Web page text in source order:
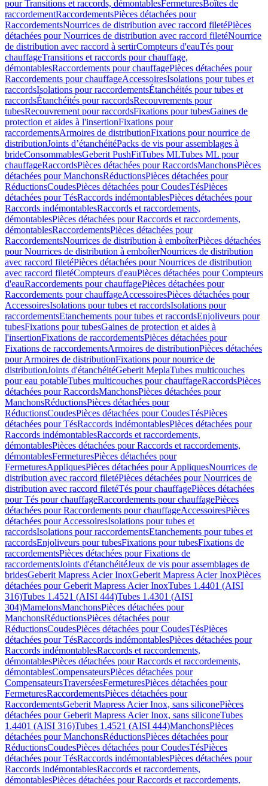
pour Transitions et raccords, démontablesFermeturesBoîtes de
raccordementRaccordementsPièces détachées pour
RaccordementsNourrices de distribution avec raccord filetéPièces
détachées pour Nourrices de distribution avec raccord filetéNourrice
de distribution avec raccord à sertirCompteurs d'eauTés pour
chauffageTransitions et raccords pour chauffage,
démontablesRaccordements pour chauffagePièces détachées pour
Raccordements pour chauffageAccessoiresIsolations pour tubes et
raccordsIsolations pour raccordementsÉtanchéités pour tubes et
raccordsÉtanchéités pour raccordsRecouvrements pour
tubesRecouvrement pour raccordsFixations pour tubesGaines de
protection et aides à l'insertionFixations pour
raccordementsArmoires de distributionFixations pour nourrice de
distributionJoints d’étanchéitéPacks de vis pour assemblages à
brideConsommablesGeberit PushFitTubes MLTubes ML pour
chauffageRaccordsPièces détachées pour RaccordsManchonsPièces
détachées pour ManchonsRéductionsPièces détachées pour
RéductionsCoudesPièces détachées pour CoudesTésPièces
détachées pour TésRaccords indémontablesPièces détachées pour
Raccords indémontablesRaccords et raccordements,
démontablesPièces détachées pour Raccords et raccordements,
démontablesRaccordementsPièces détachées pour
RaccordementsNourrices de distribution à emboîterPièces détachées
pour Nourrices de distribution à emboîterNourrices de distribution
avec raccord filetéPièces détachées pour Nourrices de distribution
avec raccord filetéCompteurs d'eauPièces détachées pour Compteurs
d'eauRaccordements pour chauffagePièces détachées pour
Raccordements pour chauffageAccessoiresPièces détachées pour
AccessoiresIsolations pour tubes et raccordsIsolations pour
raccordementsEtanchements pour tubes et raccordsEnjoliveurs pour
tubesFixations pour tubesGaines de protection et aides à
l'insertionFixations de raccordementsPièces détachées pour
Fixations de raccordementsArmoires de distributionPièces détachées
pour Armoires de distributionFixations pour nourrice de
distributionJoints d'étanchéitéGeberit MeplaTubes multicouches
pour eau potableTubes multicouches pour chauffageRaccordsPièces
détachées pour RaccordsManchonsPièces détachées pour
ManchonsRéductionsPièces détachées pour
RéductionsCoudesPièces détachées pour CoudesTésPièces
détachées pour TésRaccords indémontablesPièces détachées pour
Raccords indémontablesRaccords et raccordements,
démontablesPièces détachées pour Raccords et raccordements,
démontablesFermeturesPièces détachées pour
FermeturesAppliquesPièces détachées pour AppliquesNourrices de
distribution avec raccord filetéPièces détachées pour Nourrices de
distribution avec raccord filetéTés pour chauffagePièces détachées
pour Tés pour chauffageRaccordements pour chauffagePièces
détachées pour Raccordements pour chauffageAccessoiresPièces
détachées pour AccessoiresIsolations pour tubes et
raccordsIsolations pour raccordementsEtanchements pour tubes et
raccordsEnjoliveurs pour tubesFixations pour tubesFixations de
raccordementsPièces détachées pour Fixations de
raccordementsJoints d'étanchéitéJeux de vis pour assemblages de
bridesGeberit Mapress Acier InoxGeberit Mapress Acier InoxPièces
détachées pour Geberit Mapress Acier InoxTubes 1.4401 (AISI
316)Tubes 1.4521 (AISI 444)Tubes 1.4301 (AISI
304)MamelonsManchonsPièces détachées pour
ManchonsRéductionsPièces détachées pour
RéductionsCoudesPièces détachées pour CoudesTésPièces
détachées pour TésRaccords indémontablesPièces détachées pour
Raccords indémontablesRaccords et raccordements,
démontablesPièces détachées pour Raccords et raccordements,
démontablesCompensateursPièces détachées pour
CompensateursTraverséesFermeturesPièces détachées pour
FermeturesRaccordementsPièces détachées pour
RaccordementsGeberit Mapress Acier Inox, sans siliconePièces
détachées pour Geberit Mapress Acier Inox, sans siliconeTubes
1.4401 (AISI 316)Tubes 1.4521 (AISI 444)ManchonsPièces
détachées pour ManchonsRéductionsPièces détachées pour
RéductionsCoudesPièces détachées pour CoudesTésPièces
détachées pour TésRaccords indémontablesPièces détachées pour
Raccords indémontablesRaccords et raccordements,
démontablesPièces détachées pour Raccords et raccordements,